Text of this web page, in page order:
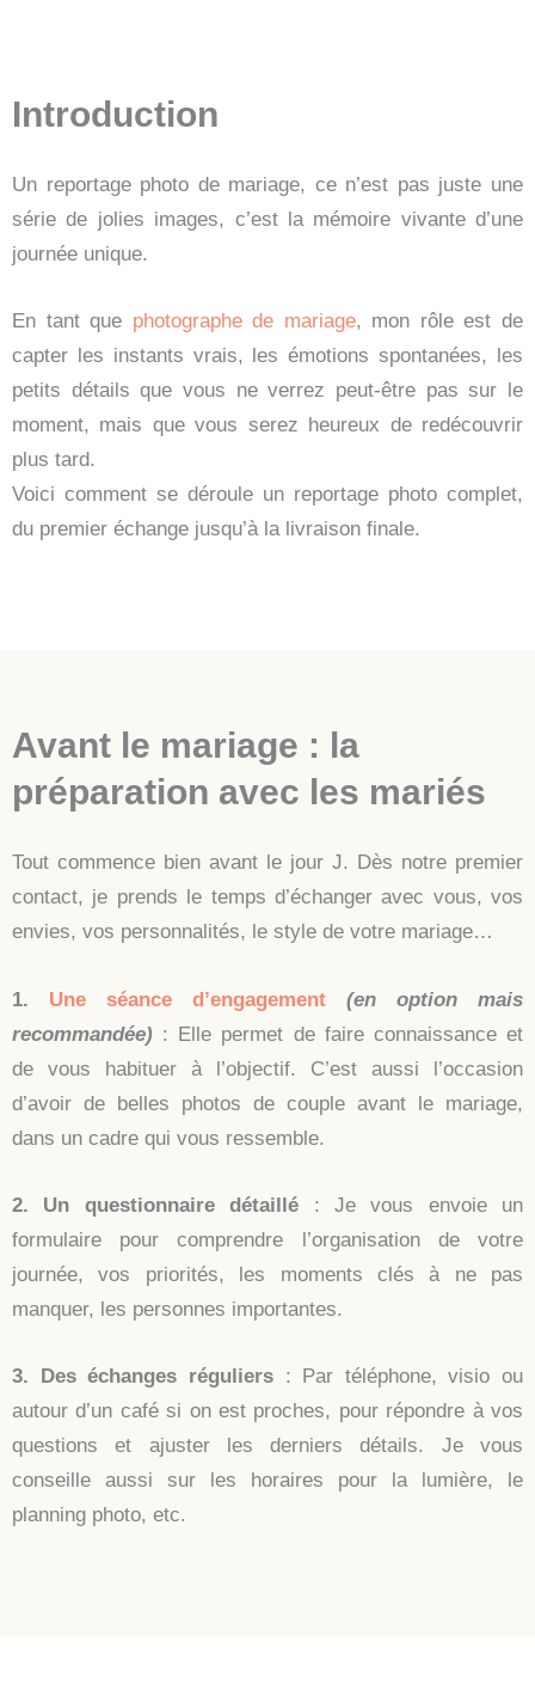
Introduction
Un reportage photo de mariage, ce n’est pas juste une
série de jolies images, c’est la mémoire vivante d’une
journée unique.
En tant que photographe de mariage, mon rôle est de
capter les instants vrais, les émotions spontanées, les
petits détails que vous ne verrez peut-être pas sur le
moment, mais que vous serez heureux de redécouvrir
plus tard.
Voici comment se déroule un reportage photo complet,
du premier échange jusqu’à la livraison finale.
Avant le mariage : la
préparation avec les mariés
Tout commence bien avant le jour J. Dès notre premier
contact, je prends le temps d’échanger avec vous, vos
envies, vos personnalités, le style de votre mariage…
1. Une séance d’engagement
(en option mais
recommandée) : Elle permet de faire connaissance et
de vous habituer à l’objectif. C’est aussi l’occasion
d’avoir de belles photos de couple avant le mariage,
dans un cadre qui vous ressemble.
2. Un questionnaire détaillé : Je vous envoie un
formulaire pour comprendre l’organisation de votre
journée, vos priorités, les moments clés à ne pas
manquer, les personnes importantes.
3. Des échanges réguliers: Par téléphone, visio ou
autour d’un café si on est proches, pour répondre à vos
questions et ajuster les derniers détails. Je vous
conseille aussi sur les horaires pour la lumière, le
planning photo, etc.